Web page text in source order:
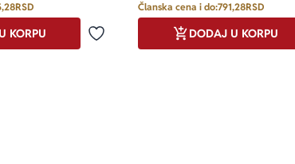
RSD
Dodaj u omiljene
KORPU
Članska cena i do:791,28RSD
DODAJ U KORPU